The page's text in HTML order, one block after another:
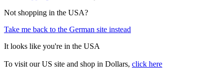
Not shopping in the USA?
Take me back to the German site instead
It looks like you're in the USA
To visit our US site and shop in Dollars, click here